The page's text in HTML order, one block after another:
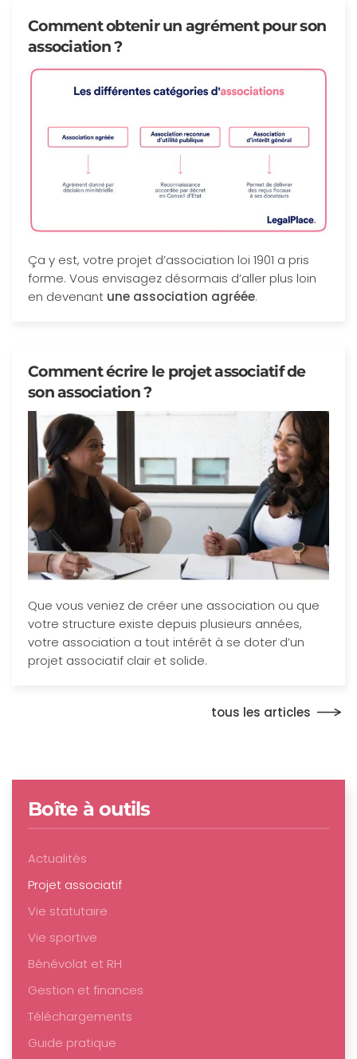
Comment obtenir un agrément pour son
association ?
Ça y est, votre projet d’association loi 1901 a pris
forme. Vous envisagez désormais d’aller plus loin
en devenant une association agréée.
Comment écrire le projet associatif de
son association ?
Que vous veniez de créer une association ou que
votre structure existe depuis plusieurs années,
votre association a tout intérêt à se doter d’un
projet associatif clair et solide.
tous les articles
Boîte à outils
Actualités
Projet associatif
Vie statutaire
Vie sportive
Bénévolat et RH
Gestion et finances
Téléchargements
Guide pratique